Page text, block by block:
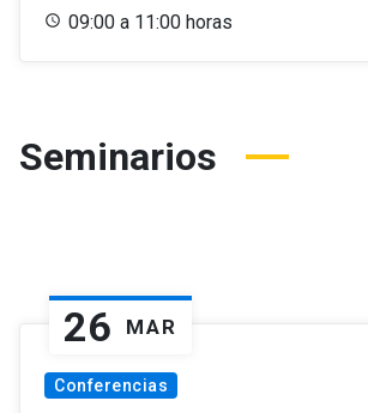
09:00 a 11:00 horas
Seminarios
26 MAR
Conferencias